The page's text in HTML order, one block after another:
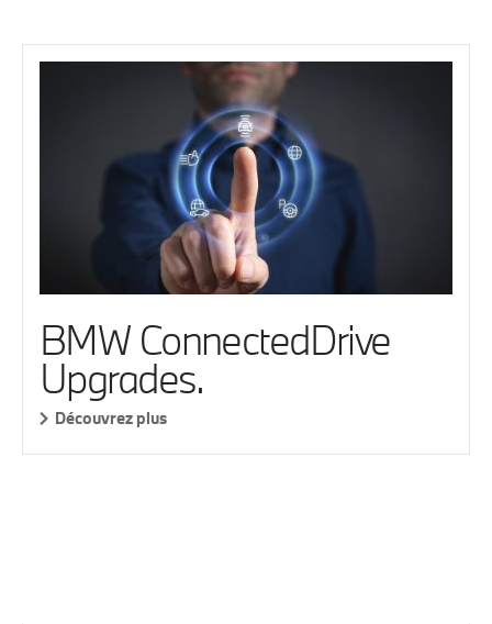
BMW ConnectedDrive
Upgrades.
Découvrez plus